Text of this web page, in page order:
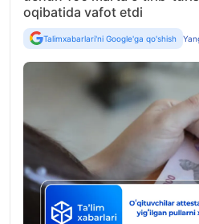
oqibatida vafot etdi
Talimxabarlari'ni Google'ga qo'shish